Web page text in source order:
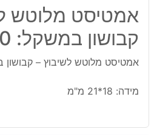
אמטיסט מלוטש
קבושון במשקל: 26.10 קרט
אמטיסט מלוטש לשיבוץ – קבושון במשקל:
מידה: 18*21 מ"מ